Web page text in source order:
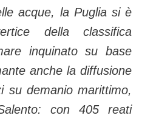
acque, la Puglia si è
della classifica
inquinato su base
anche la diffusione
su demanio marittimo,
con 405 reati